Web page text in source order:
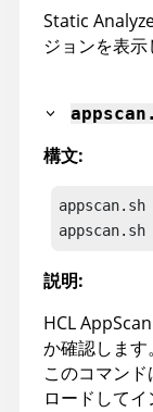
Static
ジョンを表示
appscan
構文:
appscan
appscan.sh
説明:
HCL
か確認します
このコマン
ロードしてイ